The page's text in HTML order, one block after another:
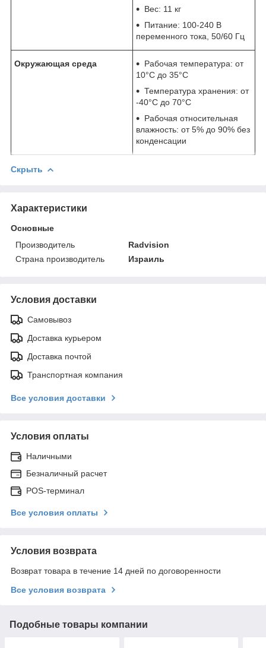
Вес: 11 кг
Питание: 100-240 В
переменного тока, 50/60 Гц
Окружающая среда
Рабочая температура: от
10°C до 35°C
Температура хранения: от
-40°C до 70°C
Рабочая относительная
влажность: от 5% до 90% без
конденсации
Скрыть
Характеристики
Основные
Производитель
Radvision
Страна производитель
Израиль
Условия доставки
Самовывоз
Доставка курьером
Доставка почтой
Транспортная компания
Все условия доставки
Условия оплаты
Наличными
Безналичный расчет
POS-терминал
Все условия оплаты
Условия возврата
Возврат товара в течение 14 дней по договоренности
Все условия возврата
Подобные товары компании